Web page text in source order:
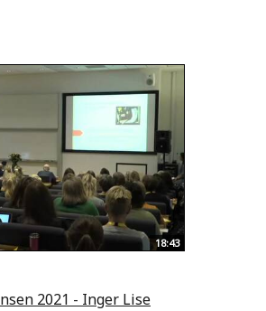
18:43
2021 - Inger Lise